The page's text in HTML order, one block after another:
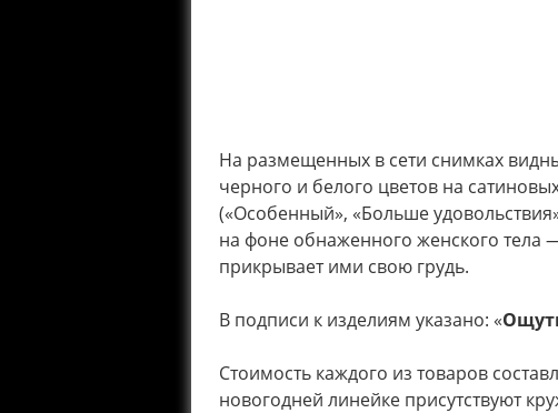
На размещенных в сети снимках
черного и белого цветов на
(«Особенный», «Больше
на фоне обнаженного женского тела
прикрывает ими свою грудь.
В подписи к изделиям указано: «
Стоимость каждого из товаров
новогодней линейке присутствуют